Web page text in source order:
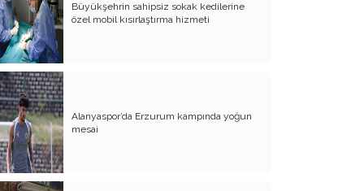
Atalay olayı; yargıyı yönetenlerin
darbesidir!..
CHP’de ne değişti?
Eğitim Sisteminde Sorunlar ve Çözüm
Önerileri
Cumhuriyet’in 100. Yılı ve AB İlişkileri
Şehitler üzerinden siyaset!..
Büyükşehrin sahipsiz sokak kedilerine
özel mobil kısırlaştırma hizmeti
Alanyaspor’da Erzurum kampında yoğun
mesai